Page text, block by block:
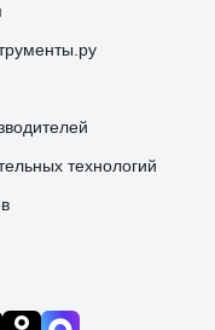
технологий